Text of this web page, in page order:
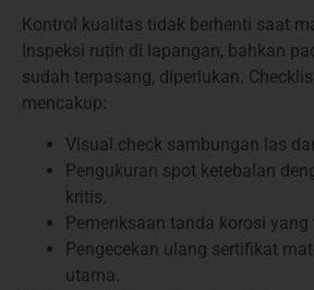
Kontrol kualitas tidak berhenti saat
Inspeksi rutin di lapangan, bahkan
sudah terpasang, diperlukan.
mencakup:
Visual check sambungan las
Pengukuran spot ketebalan
kritis.
Pemeriksaan tanda korosi
Pengecekan ulang sertifikat
utama.